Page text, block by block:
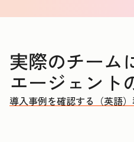
実際のチーム
エージェント
導入事例を確認する（英語）